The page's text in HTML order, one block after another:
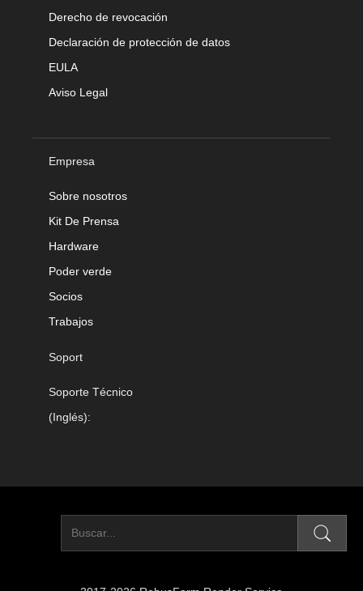
Derecho de revocación
Declaración de protección de datos
EULA
Aviso Legal
Empresa
Sobre nosotros
Kit De Prensa
Hardware
Poder verde
Socios
Trabajos
Soport
Soporte Técnico
(Inglés):